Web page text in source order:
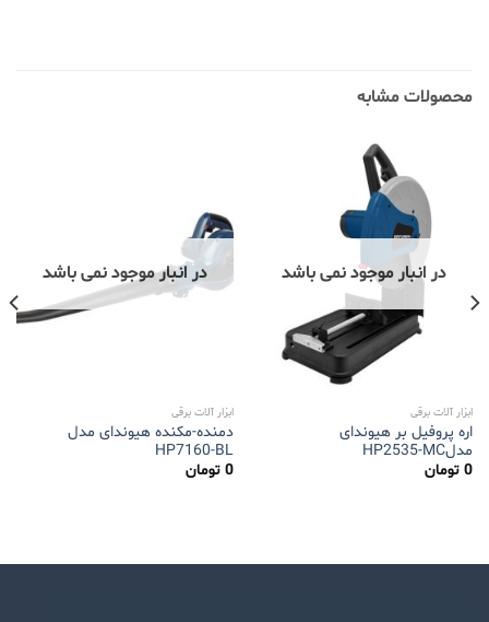
محصولات مشابه
در انبار موجود نمی باشد
ابزار آلات برقی
اره پروفیل بر هیوندای
مدلHP2535-MC
0 تومان
در انبار موجود نمی باشد
ابزار آلات برقی
دمنده-مکنده هیوندای مدل
HP7160-BL
0 تومان